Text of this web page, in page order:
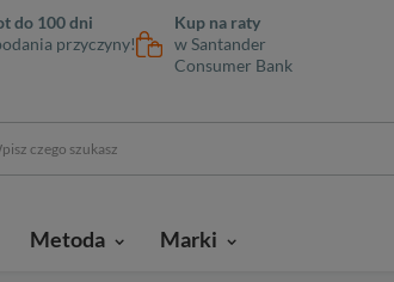
do 100 dni
przyczyny!
Kup na raty
w Santander
Consumer Bank
Metoda Marki